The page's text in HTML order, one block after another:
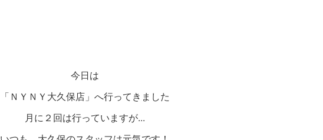
今日は
「ＮＹＮＹ大久保店」へ行ってきました
月に２回は行っていますが...